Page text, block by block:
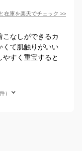
在庫を楽天でチェック >>
なしができるカ
くて肌触りがいい
すく重宝すると
）